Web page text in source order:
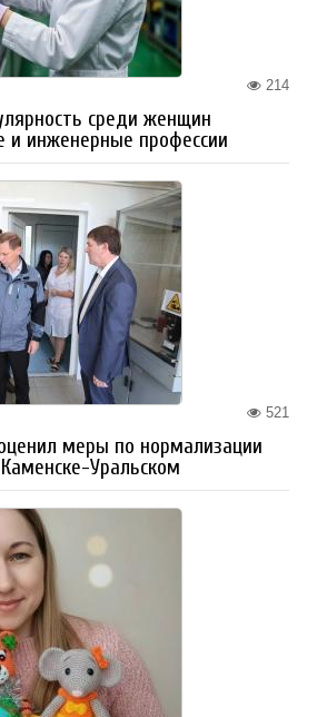
214
среди женщин
и инженерные профессии
521
меры по нормализации
Уральском